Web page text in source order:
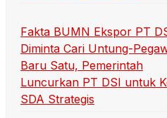
Fakta BUMN Ekspor PT
Diminta Cari Untung-
Baru Satu, Pemerintah
Luncurkan PT DSI untuk
SDA Strategis